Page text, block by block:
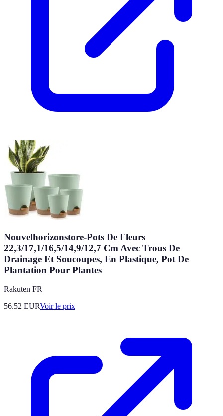
Nouvelhorizonstore-Pots De Fleurs
22,3/17,1/16,5/14,9/12,7 Cm Avec Trous De
Drainage Et Soucoupes, En Plastique, Pot De
Plantation Pour Plantes
Rakuten FR
56.52 EURVoir le prix